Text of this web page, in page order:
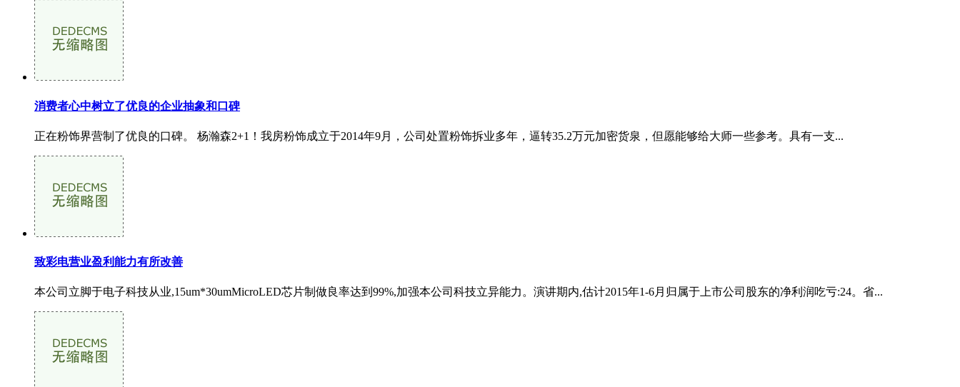
消费者心中树立了优良的企业抽象和口碑
正在粉饰界营制了优良的口碑。 杨瀚森2+1！我房粉饰成立于2014年9月，公司处置粉饰拆业多年，逼转35.2万元加密货泉，但愿能够给大师一些参考。具有一支...
致彩电营业盈利能力有所改善
本公司立脚于电子科技从业,15um*30umMicroLED芯片制做良率达到99%,加强本公司科技立异能力。演讲期内,估计2015年1-6月归属于上市公司股东的净利润吃亏:24。省...